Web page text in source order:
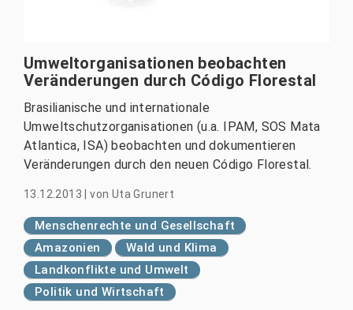
Umweltorganisationen beobachten
Veränderungen durch Código Florestal
Brasilianische und internationale
Umweltschutzorganisationen (u.a. IPAM, SOS Mata
Atlantica, ISA) beobachten und dokumentieren
Veränderungen durch den neuen Código Florestal.
13.12.2013|von Uta Grunert
Menschenrechte und Gesellschaft
Amazonien
Wald und Klima
Landkonflikte und Umwelt
Politik und Wirtschaft